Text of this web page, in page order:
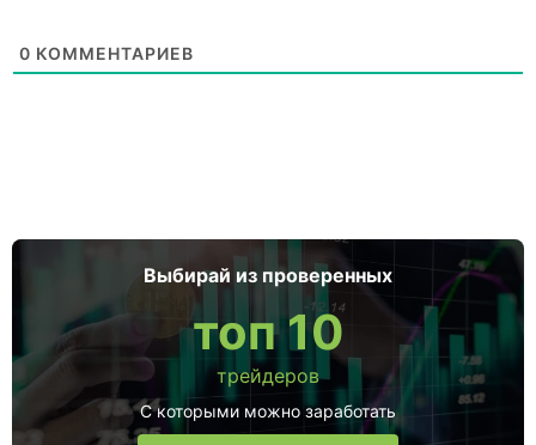
0 КОММЕНТАРИЕВ
Выбирай из проверенных
топ 10
трейдеров
С которыми можно заработать